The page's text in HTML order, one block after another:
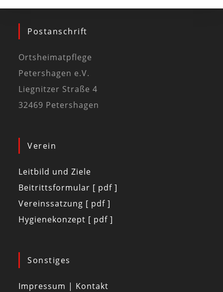
Postanschrift
Ortsheimatpflege
Petershagen e.V.
Liegnitzer Straße 4
32469 Petershagen
Verein
Leitbild und Ziele
Beitrittsformular [ pdf ]
Vereinssatzung [ pdf ]
Hygienekonzept [ pdf ]
Sonstiges
Impressum | Kontakt